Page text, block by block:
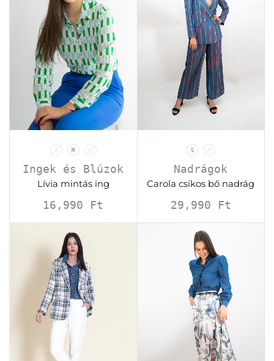
M
Ingek és Blúzok
Lívia mintás ing
16,990 Ft
S M
Nadrágok
Carola csíkos bő nadrág
29,990 Ft